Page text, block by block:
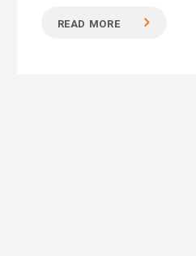
READ MORE